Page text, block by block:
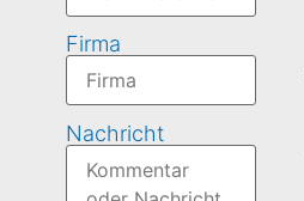
Firma
Nachricht